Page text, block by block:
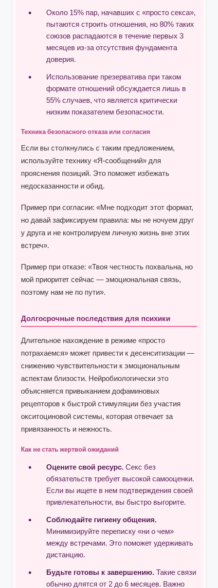
Около 15% пар, начавших с «просто секса»,
пытаются строить отношения, но 80% таких
союзов распадаются в течение первых 3
месяцев из-за отсутствия фундамента
доверия.
Использование презерватива при таком
формате отношений обсуждается лишь в
55% случаев, что является критически
низким показателем безопасности.
Техника безопасного отказа или согласия
Если вы столкнулись с таким предложением,
используйте технику «Я-сообщений» для
прояснения позиций. Это поможет избежать
недосказанности и обид.
Пример при согласии: «Мне подходит этот формат,
но давай зафиксируем правила: мы не ночуем друг
у друга и не контролируем личную жизнь вне этих
встреч».
Пример при отказе: «Твоя честность похвальна, но
мой приоритет сейчас — эмоциональная связь,
поэтому нам не по пути».
Долгосрочные последствия для психики
Длительное нахождение в режиме «просто
потрахаемся» может привести к десенситизации —
снижению чувствительности к эмоциональным
аспектам близости. Нейробиологически это
объясняется привыканием дофаминовых
рецепторов к быстрой стимуляции без участия
окситоциновой системы, которая отвечает за
привязанность и нежность.
Как не стать жертвой ожиданий
Оцените свой ресурс. Секс без
обязательств требует высокой самооценки.
Если вы ищете в нем подтверждения своей
привлекательности, вы быстро выгорите.
Соблюдайте гигиену общения.
Минимизируйте переписку «ни о чем»
между встречами. Это поможет удерживать
дистанцию.
Будьте готовы к завершению. Такие связи
обычно длятся от 2 до 6 месяцев. Важно